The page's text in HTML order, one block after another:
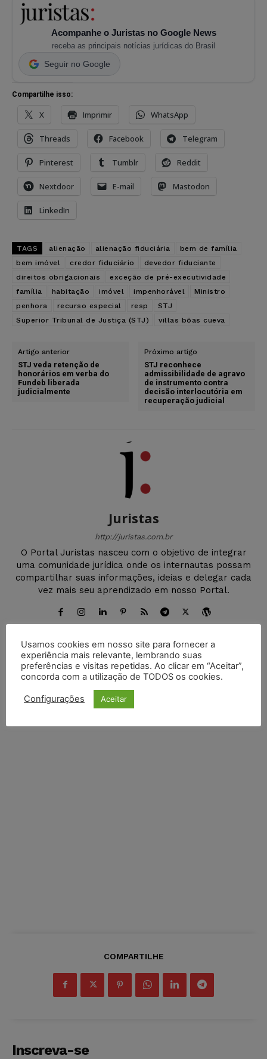
Acompanhe o Juristas no Google News
receba as principais notícias jurídicas do Brasil
Seguir no Google
Compartilhe isso:
X Imprimir WhatsApp
Threads Facebook Telegram
Pinterest Tumblr Reddit
Nextdoor E-mail Mastodon
LinkedIn
TAGS alienação alienação fiduciária
bem de família
bem imóvel
credor fiduciário
devedor fiduciante
direitos obrigacionais
exceção de pré-executividade
família
habitação imóvel impenhorável
Ministro
penhora
recurso especial resp
STJ
Superior Tribunal de Justiça (STJ)
villas bôas cueva
Artigo anterior
STJ veda retenção de
honorários em verba do
Fundeb liberada
judicialmente
Próximo artigo
STJ reconhece
admissibilidade de agravo
de instrumento contra
decisão interlocutória em
recuperação judicial
Juristas
http://juristas.com.br
O Portal Juristas nasceu com o objetivo de integrar
uma comunidade jurídica onde os internautas possam
compartilhar suas informações, ideias e delegar cada
vez mais seu aprendizado em nosso Portal.
DEIXE UM COMENTÁRIO
Facebook Comments
COMPARTILHE
Inscreva-se
Usamos cookies em nosso site para fornecer a
experiência mais relevante, lembrando suas
preferências e visitas repetidas. Ao clicar em “Aceitar”,
concorda com a utilização de TODOS os cookies.
Configurações Aceitar